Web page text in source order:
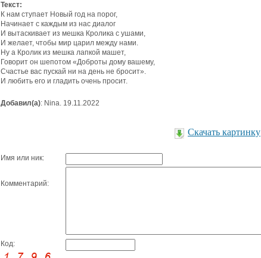
Текст:
К нам ступает Новый год на порог,
Начинает с каждым из нас диалог
И вытаскивает из мешка Кролика с ушами,
И желает, чтобы мир царил между нами.
Ну а Кролик из мешка лапкой машет,
Говорит он шепотом «Доброты дому вашему,
Счастье вас пускай ни на день не бросит».
И любить его и гладить очень просит.
Добавил(а): Nina. 19.11.2022
Скачать картинку
Имя или ник:
Комментарий:
Код: